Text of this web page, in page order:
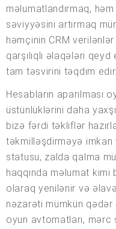
məlumatlandırmaq,
səviyyəsini artırmaq
həmçinin CRM
qarşılıqlı əlaqələri
tam təsvirini təqdim edir.
Hesabların aparılması
üstünlüklərini daha
bizə fərdi təkliflər
təkmilləşdirməyə imkan
statusu, zalda qalma
haqqında məlumat
olaraq yenilənir və
nəzarəti mümkün
oyun avtomatları,